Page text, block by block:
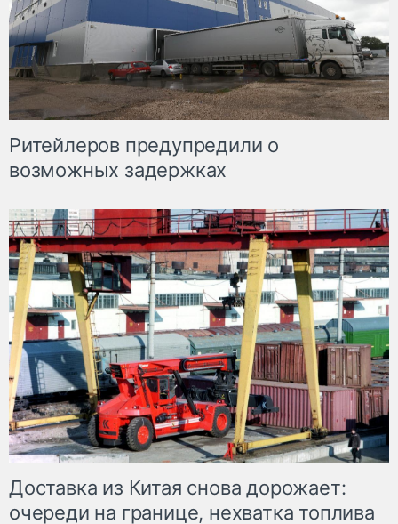
Ритейлеров предупредили о
возможных задержках
Доставка из Китая снова дорожает:
очереди на границе, нехватка топлива